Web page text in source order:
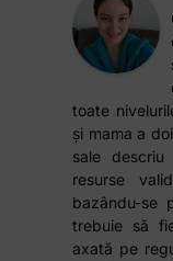
toate
și mama a
sale
resurse
bazându-se
trebuie să
axată pe